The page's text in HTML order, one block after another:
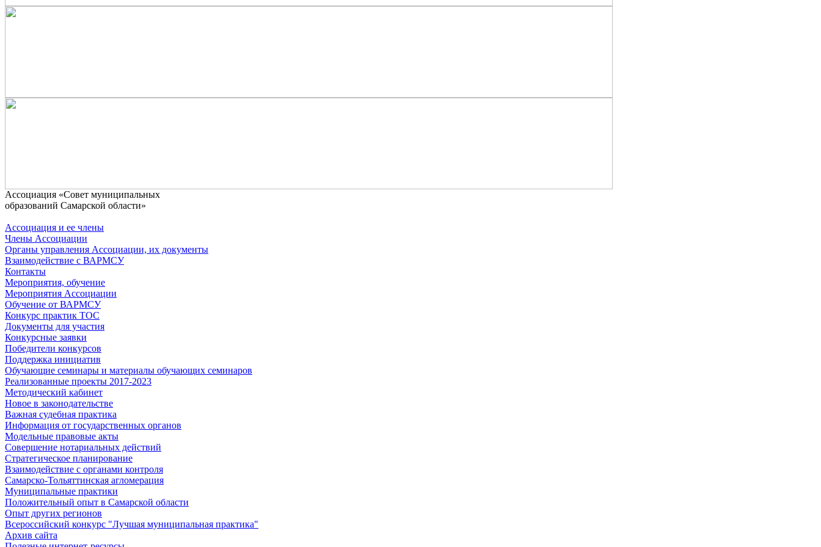
Ассоциaция «Совет муниципальных
образований Самарской области»
Ассоциация и ее члены
Члены Ассоциации
Органы управления Ассоциации, их документы
Взаимодействие c ВАРМСУ
Контакты
Мероприятия, обучение
Мероприятия Ассоциации
Обучение от ВАРМСУ
Конкурс практик ТОС
Документы для участия
Конкурсные заявки
Победители конкурсов
Поддержка инициатив
Обучающие семинары и материалы обучающих семинаров
Реализованные проекты 2017-2023
Методический кабинет
Новое в законодательстве
Важная судебная практика
Информация от государственных органов
Модельные правовые акты
Совершение нотариальных действий
Стратегическое планирование
Взаимодействие с органами контроля
Самарско-Тольяттинская агломерация
Муниципальные практики
Положительный опыт в Самарской области
Опыт других регионов
Всероссийский конкурс "Лучшая муниципальная практика"
Архив сайта